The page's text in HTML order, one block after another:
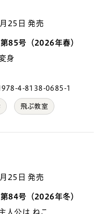
25日 発売
85号（2026年春）
身
4-8138-0685-1
飛ぶ教室
25日 発売
84号（2026年冬）
人公は ねこ